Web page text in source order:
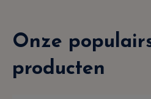
Onze
producten